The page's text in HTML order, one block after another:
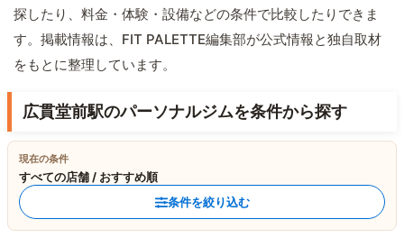
探したり、料金・体験・設備などの条件で比較したりできま
す。掲載情報は、FIT PALETTE編集部が公式情報と独自取材
をもとに整理しています。
広貫堂前駅のパーソナルジムを条件から探す
現在の条件
すべての店舗 / おすすめ順
条件を絞り込む